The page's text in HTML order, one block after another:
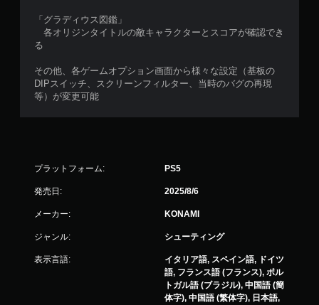
「グラディウス図鑑」
各オリジンタイトルの敵キャラクターとスコアが確認でき
る
その他、各ゲームオプション画面から様々な設定（基板の
DIPスイッチ、スクリーンフィルター、当時のバグの再現
等）が変更可能
プラットフォーム: PS5
発売日: 2025/8/6
メーカー: KONAMI
ジャンル: シューティング
表示言語:
イタリア語, スペイン語, ドイツ
語, フランス語 (フランス), ポル
トガル語 (ブラジル), 中国語 (簡
体字), 中国語 (繁体字), 日本語,